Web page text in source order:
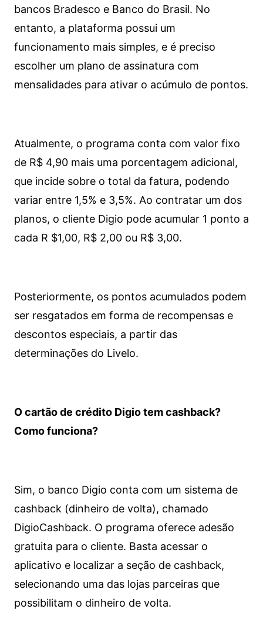
bancos Bradesco e Banco do Brasil. No
entanto, a plataforma possui um
funcionamento mais simples, e é preciso
escolher um plano de assinatura com
mensalidades para ativar o acúmulo de pontos.
Atualmente, o programa conta com valor fixo
de R$ 4,90 mais uma porcentagem adicional,
que incide sobre o total da fatura, podendo
variar entre 1,5% e 3,5%. Ao contratar um dos
planos, o cliente Digio pode acumular 1 ponto a
cada R $1,00, R$ 2,00 ou R$ 3,00.
Posteriormente, os pontos acumulados podem
ser resgatados em forma de recompensas e
descontos especiais, a partir das
determinações do Livelo.
O cartão de crédito Digio tem cashback?
Como funciona?
Sim, o banco Digio conta com um sistema de
cashback (dinheiro de volta), chamado
DigioCashback. O programa oferece adesão
gratuita para o cliente. Basta acessar o
aplicativo e localizar a seção de cashback,
selecionando uma das lojas parceiras que
possibilitam o dinheiro de volta.